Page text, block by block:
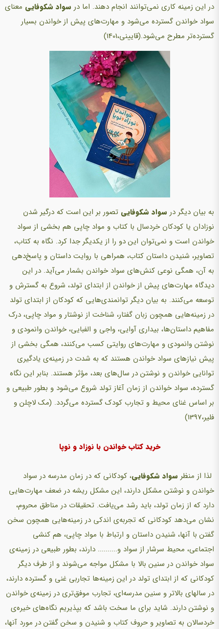
در این زمینه کاری نمی‌توانند انجام دهند. اما در سواد شکوفایی معنای
سواد خواندن گسترده می‌شود و مهارت‌های پیش از خواندن بسیار
گسترده‌تر مطرح می‌شود.(قایینی،1401)
به بیان دیگر در سواد شکوفایی تصور بر این است که درگیر شدن
نوزادان یا کودکان خردسال با کتاب و مواد چاپی هم بخشی از سواد
خواندن است و نمی‌توان این دو را از یکدیگر جدا کرد. نگاه به کتاب،
تصاویر، شنیدن داستان کتاب، همراهی با روایت داستان و پاسخ‌دهی
به آن، همگی نوعی کنش‌های سواد خواندن بشمار می‌آید. در این
دیدگاه مهارت‌های پیش از خواندن از ابتدای تولد، شروع به گسترش و
توسعه می‌کنند. به بیان دیگر توانمندی‌هایی که کودکان از ابتدای تولد
در زمینه‌هایی همچون زبان گفتار، شناخت از نوشتار و مواد چاپی، درک
مفاهیم داستان‌ها، بیداری آوایی، واجی و الفبایی، خواندن وانمودی و
نوشتن وانمودی و مهارت‌های روایتی کسب می‌کنند، همگی بخشی از
پیش نیازهای سواد خواندن هستند که به شدت در زمینه‌ی یادگیری
توانایی خواندن و نوشتن در سال‌های بعد، مؤثر هستند. بنابر این نگاه
گسترده، سواد خواندن از زمان آغاز تولد شروع می‌شود و بطور طبیعی و
بر اساس غنای محیط و تجارب کودک گسترده می‌گردد. (مک لاچلن و
فلیر،1397)
خرید کتاب خواندن با نوزاد و نوپا
لذا از منظر سواد شکوفایی، کودکانی که در زمان مدرسه در سواد
خواندن و نوشتن مشکل دارند، این مشکل ریشه در ضعف مهارت‌هایی
دارد که از زمان تولد، باید رشد می‌یافت. تحقیقات در مناطق محروم،
نشان می‌دهد کودکانی که تجربه‌ی اندکی در زمینه‌هایی همچون سخن
گفتن با آنها، شنیدن داستان و ارتباط با مواد چاپی، هم کنشی
اجتماعی، محیط سرشار از سواد و.......... دارند، بطور طبیعی در زمینه‌ی
سواد خواندن در سنین بالا با مشکل مواجه می‌شوند و از طرف دیگر
کودکانی که از ابتدای تولد در این زمینه‌ها تجاربی غنی و گسترده دارند،
در سالهای بالاتر و سنین مدرسه‌ای، تجارب موفق‌تری در زمینه‌ی خواندن
و نوشتن دارند. شاید برای ما سخت باشد که بپذیریم نگاه‌های خیره‌ی
خردسالان به تصاویر و حروف کتاب و شنیدن و سخن گفتن در مورد آنها،